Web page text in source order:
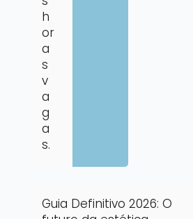
h
or
a
s
v
a
g
a
s.
Guia Definitivo 2026: O